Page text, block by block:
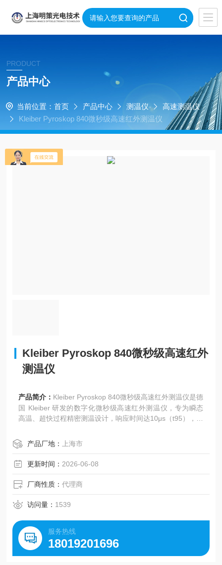
PRODUCT
产品中心
当前位置： 首页 产品中心 测温仪
高速测温仪
Kleiber Pyroskop 840微秒级高速红外测温仪
Kleiber Pyroskop 840微秒级高速红外
测温仪
产品简介： Kleiber Pyroskop 840微秒级高速红外测温仪是德
国 Kleiber 研发的数字化微秒级高速红外测温仪，专为瞬态
高温、超快过程精密测温设计，响应时间达10μs（t95），可
测温范围160–3500℃，覆盖常规至超高温场景；最小光斑0.
3mm，适配微小目标测温。集成大屏 LCD，实时显示温度与
曲线；标配以太网 / RS485通讯，
产品厂地： 上海市
更新时间： 2026-06-08
厂商性质：代理商
访问量： 1539
服务热线
18019201696